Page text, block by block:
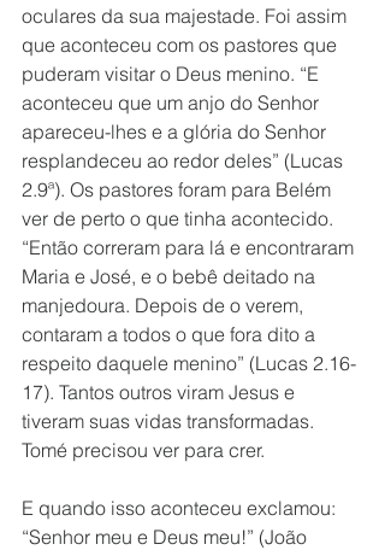
oculares da sua majestade. Foi assim
que aconteceu com os pastores que
puderam visitar o Deus menino. “E
aconteceu que um anjo do Senhor
apareceu-lhes e a glória do Senhor
resplandeceu ao redor deles” (Lucas
2.9ª). Os pastores foram para Belém
ver de perto o que tinha acontecido.
“Então correram para lá e encontraram
Maria e José, e o bebê deitado na
manjedoura. Depois de o verem,
contaram a todos o que fora dito a
respeito daquele menino” (Lucas 2.16-
17). Tantos outros viram Jesus e
tiveram suas vidas transformadas.
Tomé precisou ver para crer.
E quando isso aconteceu exclamou:
“Senhor meu e Deus meu!” (João